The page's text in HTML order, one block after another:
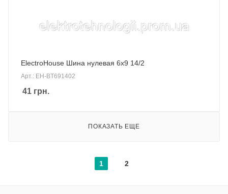
ElectroHouse Шина нулевая 6х9 14/2
Арт.: EH-BT691402
41 грн.
ПОКАЗАТЬ ЕЩЕ
1 2